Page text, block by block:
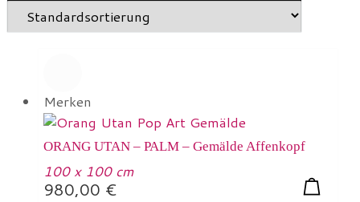
Merken
ORANG UTAN – PALM – Gemälde Affenkopf
100 x 100 cm
980,00 €